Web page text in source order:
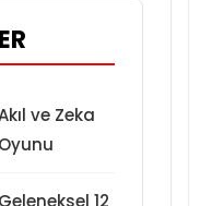
ve Zeka
Oyunu